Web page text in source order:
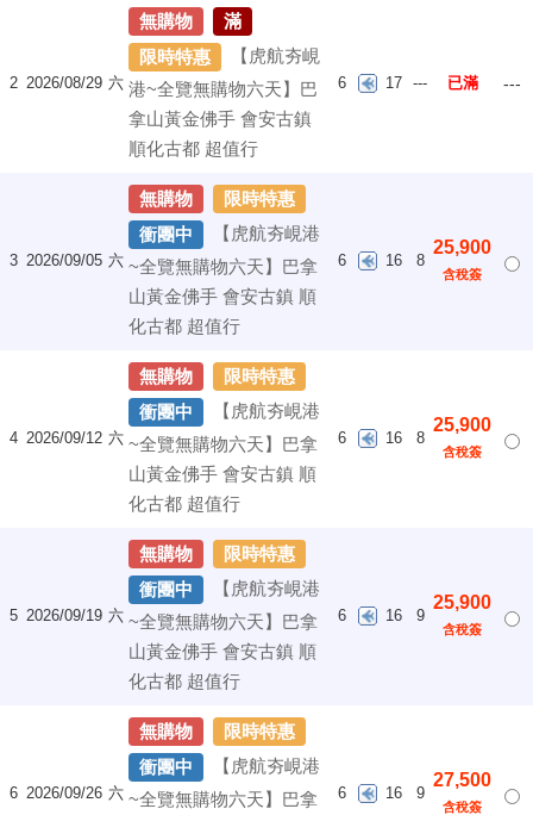
2 2026/08/29 六
無購物
滿
限時特惠
【虎航夯峴
港~全覽無購物六天】巴
拿山黃金佛手 會安古鎮
順化古都 超值行
6 17 --- 已滿 ---
3 2026/09/05 六
無購物
限時特惠
衝團中
【虎航夯峴港
~全覽無購物六天】巴拿
山黃金佛手 會安古鎮 順
化古都 超值行
6 16 8
25,900
含稅簽
4 2026/09/12 六
無購物
限時特惠
衝團中
【虎航夯峴港
~全覽無購物六天】巴拿
山黃金佛手 會安古鎮 順
化古都 超值行
6 16 8
25,900
含稅簽
5 2026/09/19 六
無購物
限時特惠
衝團中
【虎航夯峴港
~全覽無購物六天】巴拿
山黃金佛手 會安古鎮 順
化古都 超值行
6 16 9
25,900
含稅簽
6 2026/09/26 六
無購物
限時特惠
衝團中
【虎航夯峴港
~全覽無購物六天】巴拿
6 16 9
27,500
含稅簽